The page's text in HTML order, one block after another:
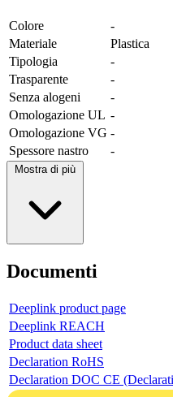
Colore
-
Materiale
Plastica
Tipologia
-
Trasparente
-
Senza alogeni
-
Omologazione UL -
Omologazione VG -
Spessore nastro
-
Mostra di più
Documenti
Deeplink product page
Deeplink REACH
Product data sheet
Declaration RoHS
Declaration DOC CE